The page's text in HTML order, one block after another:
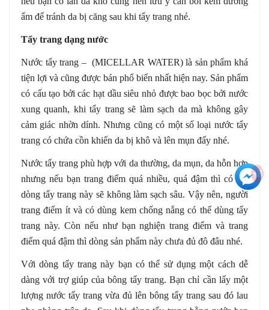
ẩm để tránh da bị căng sau khi tẩy trang nhé.
Tẩy trang dạng nước
Nước tẩy trang – (MICELLAR WATER) là sản phẩm khá
tiện lợi và cũng được bán phổ biến nhất hiện nay. Sản phẩm
có cấu tạo bởi các hạt dầu siêu nhỏ được bao bọc bởi nước
xung quanh, khi tẩy trang sẽ làm sạch da mà không gây
cảm giác nhờn dính. Nhưng cũng có một số loại nước tẩy
trang có chứa cồn khiến da bị khô và lên mụn đấy nhé.
Nước tẩy trang phù hợp với da thường, da mụn, da hỗn hợp
nhưng nếu bạn trang điểm quá nhiều, quá đậm thì có thể
dòng tẩy trang này sẽ không làm sạch sâu. Vậy nên, người
trang điểm ít và có dùng kem chống nắng có thể dùng tẩy
trang này. Còn nếu như bạn nghiện trang điểm và trang
điểm quá đậm thì dòng sản phẩm này chưa đủ đô đâu nhé.
Với dòng tẩy trang này bạn có thể sử dụng một cách dễ
dàng với trợ giúp của bông tẩy trang. Bạn chỉ cần lấy một
lượng nước tẩy trang vừa đủ lên bông tẩy trang sau đó lau
+3